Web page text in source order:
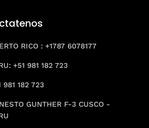
RICO : +1787 6078177
+51 981 182 723
981 182 723
GUNTHER F-3 CUSCO -